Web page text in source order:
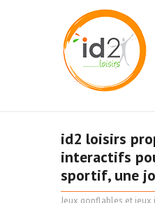
id2 loisirs
interactifs
sportif, une
Jeux gonflables et jeux